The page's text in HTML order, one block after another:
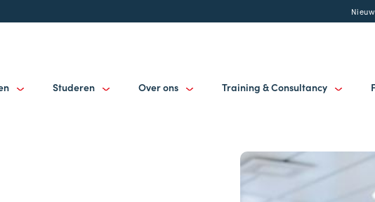
Studeren Over ons Training & Consultancy